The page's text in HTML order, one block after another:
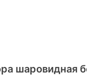
шаровидная